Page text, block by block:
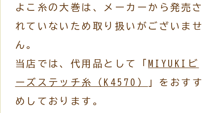
よこ糸の大巻は、メーカーから発売さ
れていないため取り扱いがございませ
ん。
当店では、代用品として「
MIYUKIビ
ーズステッチ糸（K4570）
」をおすす
めしております。